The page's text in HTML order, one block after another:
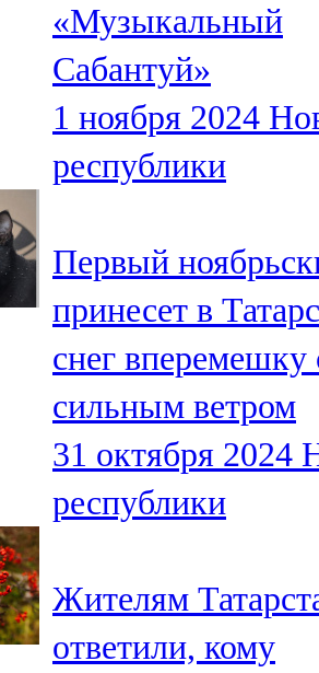
«Музыкальный
Сабантуй»
1 ноября 2024
республики
Первый
принесет в
снег вперемешку
сильным ветром
31 октября 2024
республики
Жителям
ответили, кому